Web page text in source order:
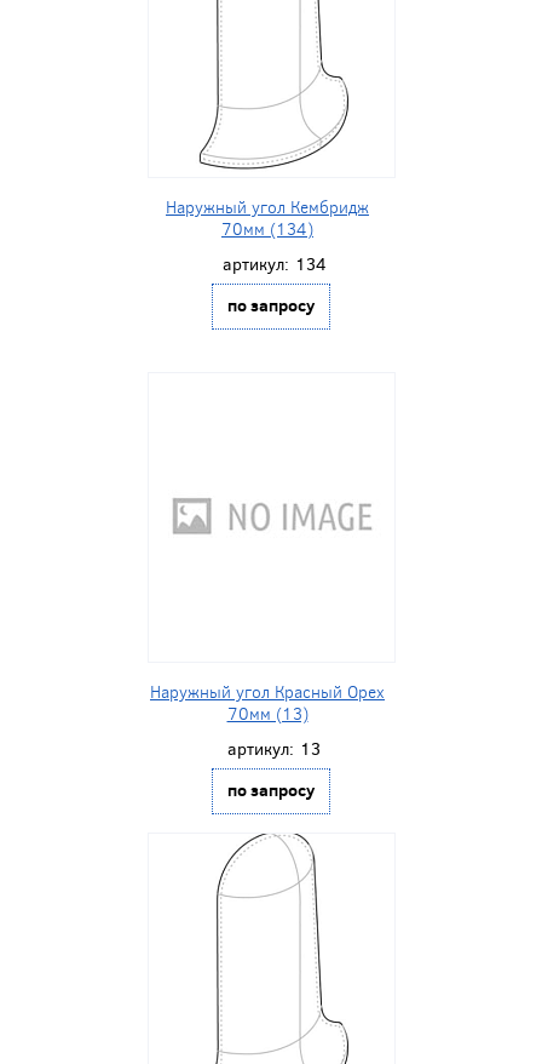
Наружный угол Кембридж
70мм (134)
артикул: 134
по запросу
Наружный угол Красный Орех
70мм (13)
артикул: 13
по запросу